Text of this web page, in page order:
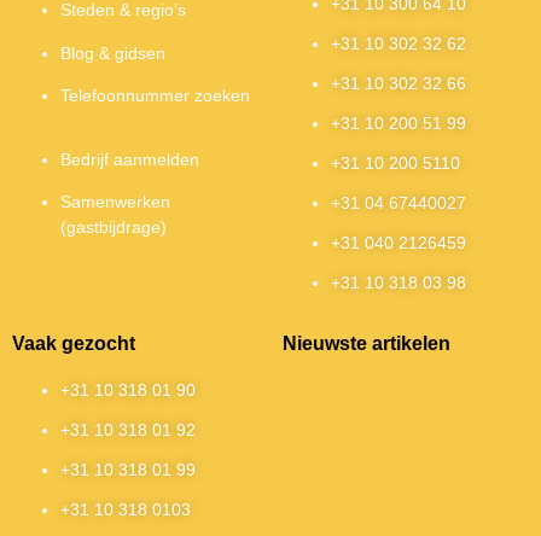
Steden & regio’s
Blog & gidsen
Telefoonnummer zoeken
Bedrijf aanmelden
Samenwerken
(gastbijdrage)
+31 10 300 64 10
+31 10 302 32 62
+31 10 302 32 66
+31 10 200 51 99
+31 10 200 5110
+31 04 67440027
+31 040 2126459
+31 10 318 03 98
Vaak gezocht
+31 10 318 01 90
+31 10 318 01 92
+31 10 318 01 99
+31 10 318 0103
Nieuwste artikelen